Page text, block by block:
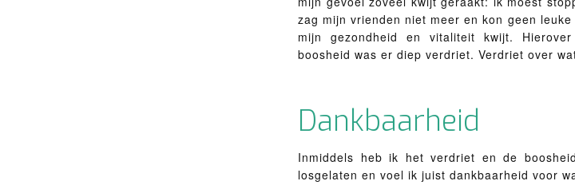
zag mijn vrienden niet meer en kon geen
mijn gezondheid en vitaliteit kwijt.
boosheid was er diep verdriet. Verdriet over
Dankbaarheid
Inmiddels heb ik het verdriet en de
losgelaten en voel ik juist dankbaarheid voor